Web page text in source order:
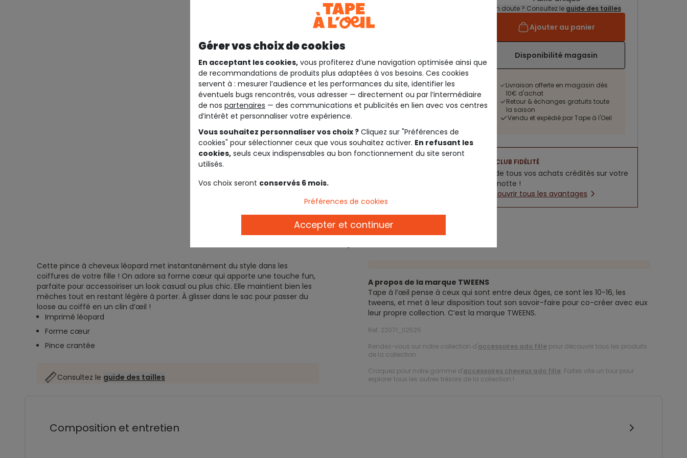
Un doute ? Consultez le guide des tailles
Ajouter au panier
Disponibilité magasin
Livraison offerte en magasin dès
10€ d'achat
Retour & échanges gratuits toute
la saison
Vendu et expédié par Tape à l'Oeil
CLUB FIDÉLITÉ
5% de tous vos achats crédités sur votre
cagnotte !
Découvrir tous les avantages
Description
Cette pince à cheveux léopard met instantanément du style dans les
coiffures de votre fille ! On adore sa forme cœur qui apporte une touche fun,
parfaite pour accessoiriser un look casual ou plus chic. Elle maintient bien les
mèches tout en restant légère à porter. À glisser dans le sac pour passer du
loose au coiffé en un clin d’œil !
Imprimé léopard
Forme cœur
Pince crantée
Consultez le guide des tailles
A propos de la marque TWEENS
Tape à l’œil pense à ceux qui sont entre deux âges, ce sont les 10-16, les
tweens, et met à leur disposition tout son savoir-faire pour co-créer avec eux
leur propre collection. C’est la marque TWEENS.
Ref. 22071_02525
Rendez-vous sur notre collection d'accessoires ado fille pour découvrir tous les produits
de la collection.
Craquez pour notre gamme d'accessoires cheveux ado fille. Faites vite un tour pour
explorer tous les autres trésors de la collection !
Composition et entretien
Gérer vos choix de cookies
En acceptant les cookies, vous profiterez d’une navigation optimisée ainsi que
de recommandations de produits plus adaptées à vos besoins. Ces cookies
servent à : mesurer l’audience et les performances du site, identifier les
éventuels bugs rencontrés, vous adresser — directement ou par l’intermédiaire
de nos partenaires — des communications et publicités en lien avec vos centres
d’intérêt et personnaliser votre expérience.
Vous souhaitez personnaliser vos choix ? Cliquez sur "Préférences de
cookies" pour sélectionner ceux que vous souhaitez activer. En refusant les
cookies, seuls ceux indispensables au bon fonctionnement du site seront
utilisés.
Vos choix seront conservés 6 mois.
Préférences de cookies
Accepter et continuer